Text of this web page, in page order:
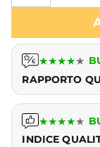
★★★★★
RAPPORTO
★★★★★
INDICE